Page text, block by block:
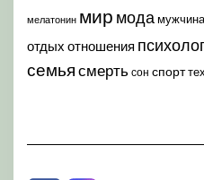
мелатонин мир модамужчина
отдых отношения
семья смерть сон спорт